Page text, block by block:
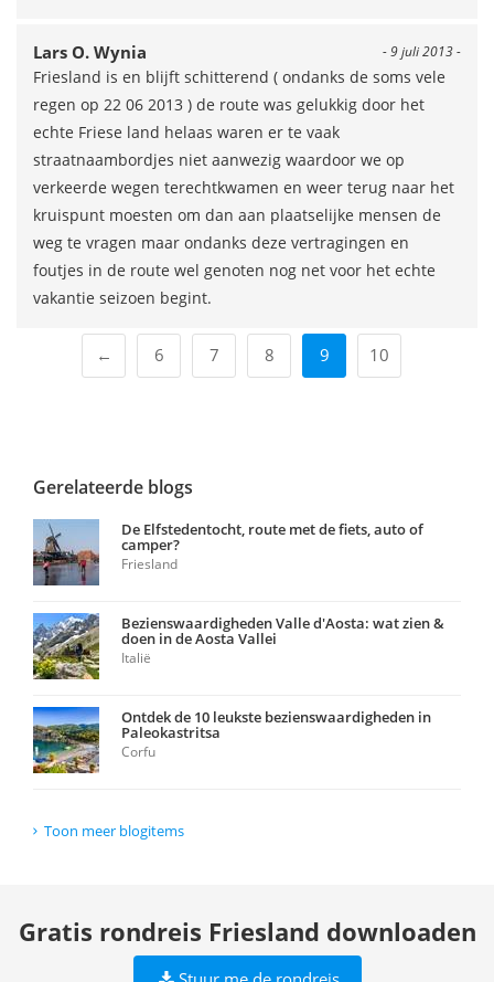
- 9 juli 2013 -
Lars O. Wynia
Friesland is en blijft schitterend ( ondanks de soms vele
regen op 22 06 2013 ) de route was gelukkig door het
echte Friese land helaas waren er te vaak
straatnaambordjes niet aanwezig waardoor we op
verkeerde wegen terechtkwamen en weer terug naar het
kruispunt moesten om dan aan plaatselijke mensen de
weg te vragen maar ondanks deze vertragingen en
foutjes in de route wel genoten nog net voor het echte
vakantie seizoen begint.
← 6 7 8 9 10
Gerelateerde blogs
De Elfstedentocht, route met de fiets, auto of
camper?
Friesland
Bezienswaardigheden Valle d'Aosta: wat zien &
doen in de Aosta Vallei
Italië
Ontdek de 10 leukste bezienswaardigheden in
Paleokastritsa
Corfu
Toon meer blogitems
Gratis rondreis Friesland downloaden